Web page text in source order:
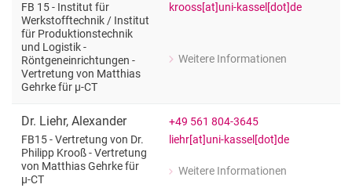
FB 15 - Institut für
Werkstofftechnik /​ Institut
für Produktionstechnik
und Logistik -
Röntgeneinrichtungen -
Vertretung von Matthias
Gehrke für µ-CT
krooss[at]uni-kassel[dot]de
Weitere Informationen
zu Dr. Philipp Krooß
Dr. Liehr, Alexander
FB15 - Vertretung von Dr.
Philipp Krooß - Vertretung
von Matthias Gehrke für
µ-CT
+49 561 804-3645
liehr[at]uni-kassel[dot]de
Weitere Informationen
zu Dr. Alexander Liehr